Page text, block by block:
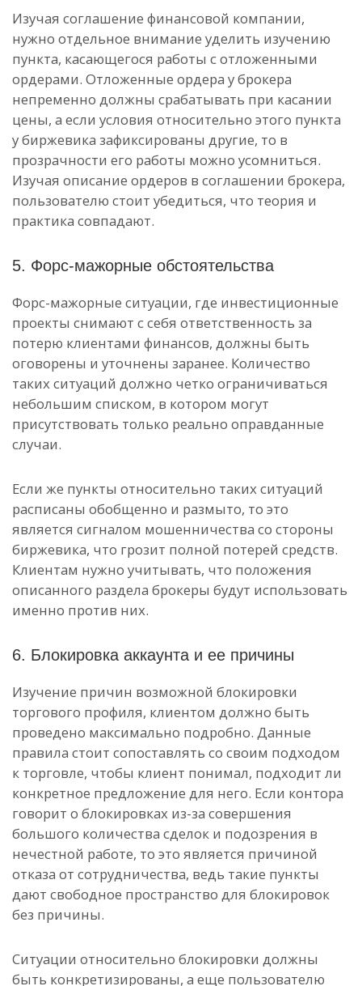
Изучая соглашение финансовой компании,
нужно отдельное внимание уделить изучению
пункта, касающегося работы с отложенными
ордерами. Отложенные ордера у брокера
непременно должны срабатывать при касании
цены, а если условия относительно этого пункта
у биржевика зафиксированы другие, то в
прозрачности его работы можно усомниться.
Изучая описание ордеров в соглашении брокера,
пользователю стоит убедиться, что теория и
практика совпадают.
5. Форс-мажорные обстоятельства
Форс-мажорные ситуации, где инвестиционные
проекты снимают с себя ответственность за
потерю клиентами финансов, должны быть
оговорены и уточнены заранее. Количество
таких ситуаций должно четко ограничиваться
небольшим списком, в котором могут
присутствовать только реально оправданные
случаи.
Если же пункты относительно таких ситуаций
расписаны обобщенно и размыто, то это
является сигналом мошенничества со стороны
биржевика, что грозит полной потерей средств.
Клиентам нужно учитывать, что положения
описанного раздела брокеры будут использовать
именно против них.
6. Блокировка аккаунта и ее причины
Изучение причин возможной блокировки
торгового профиля, клиентом должно быть
проведено максимально подробно. Данные
правила стоит сопоставлять со своим подходом
к торговле, чтобы клиент понимал, подходит ли
конкретное предложение для него. Если контора
говорит о блокировках из-за совершения
большого количества сделок и подозрения в
нечестной работе, то это является причиной
отказа от сотрудничества, ведь такие пункты
дают свободное пространство для блокировок
без причины.
Ситуации относительно блокировки должны
быть конкретизированы, а еще пользователю